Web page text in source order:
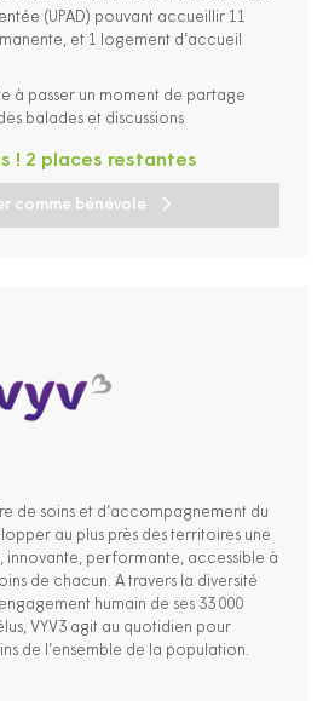
(UPAD) pouvant accueillir 11
et 1 logement d’accueil
à passer un moment de partage
balades et discussions
comme bénévole
! 2 places restantes
de soins et d’accompagnement du
au plus près des territoires une
innovante, performante, accessible à
de chacun. A travers la diversité
humain de ses 33 000
VYV3 agit au quotidien pour
de l’ensemble de la population.